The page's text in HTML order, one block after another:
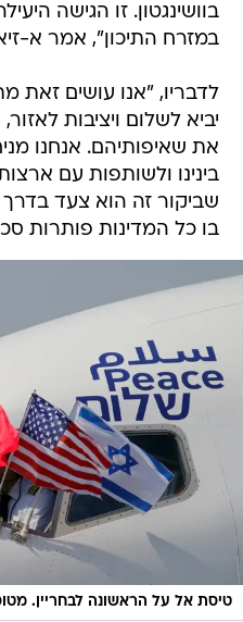
בוושינגטון. זו הגישה
במזרח התיכון", אמר א-
לדבריו, "אנו עושים זאת
יביא לשלום ויציבות
את שאיפותיהם. אנחנו
בינינו ולשותפות עם
שביקור זה הוא צעד בדרך
בו כל המדינות פותרות
טיסת אל על הראשונה לבחריין.